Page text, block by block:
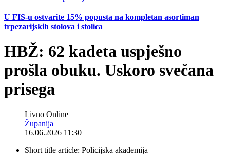
U FIS-u ostvarite 15% popusta na kompletan asortiman
trpezarijskih stolova i stolica
HBŽ: 62 kadeta uspješno
prošla obuku. Uskoro svečana
prisega
Livno Online
Županija
16.06.2026 11:30
Short title article: Policijska akademija